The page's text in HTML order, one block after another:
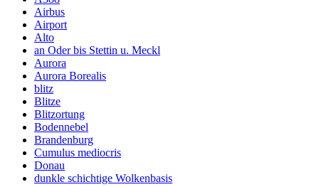
Airbus
Airport
Alto
an Oder bis Stettin u. Meckl
Aurora
Aurora Borealis
blitz
Blitze
Blitzortung
Bodennebel
Brandenburg
Cumulus mediocris
Donau
dunkle schichtige Wolkenbasis